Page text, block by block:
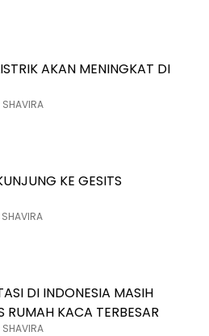
AKAN MENINGKAT DI
SHAVIRA
KE GESITS
DI INDONESIA MASIH
RUMAH KACA TERBESAR
SHAVIRA